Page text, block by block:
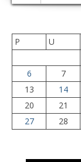
P
U
6
7
13
14
20
21
27
28